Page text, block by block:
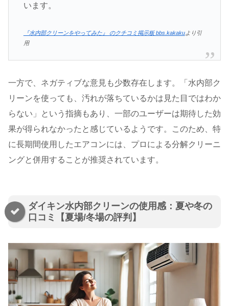
います。
『水内部クリーンをやってみた』 のクチコミ掲示板 bbs.kakakuより引
用
一方で、ネガティブな意見も少数存在します。「水内部ク
リーンを使っても、汚れが落ちているかは見た目ではわか
らない」という指摘もあり、一部のユーザーは期待した効
果が得られなかったと感じているようです​。このため、特
に長期間使用したエアコンには、プロによる分解クリーニ
ングと併用することが推奨されています​。
ダイキン水内部クリーンの使用感：夏や冬の
口コミ【夏場/冬場の評判】